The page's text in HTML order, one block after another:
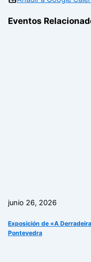
Eventos
junio 26, 2026
Exposición de «A
Pontevedra